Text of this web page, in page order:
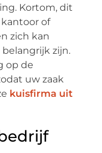
Kortom, dit
of
zich kan
zijn.
op de
uw zaak
kuisfirma uit